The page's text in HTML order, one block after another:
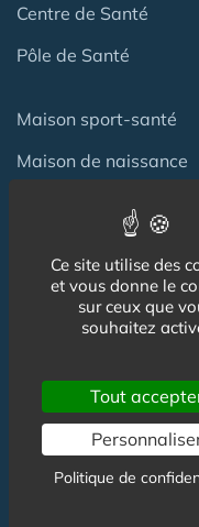
Centre de Santé
Pôle de Santé
Maison sport-santé
Maison de naissance
Communauté
Hotel Patient &
Location locauxen
Achat locauxen
Ce site utilise des
et vous donne le
sur ceux que
souhaitez
Tout
Politique de